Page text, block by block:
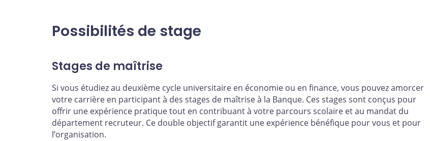
Possibilités de stage
Stages de maîtrise
Si vous étudiez au deuxième cycle universitaire en économie ou en finance, vous pouvez amorcer
votre carrière en participant à des stages de maîtrise à la Banque. Ces stages sont conçus pour
offrir une expérience pratique tout en contribuant à votre parcours scolaire et au mandat du
département recruteur. Ce double objectif garantit une expérience bénéfique pour vous et pour
l’organisation.